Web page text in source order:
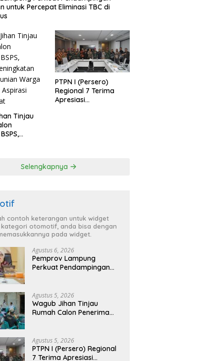
untuk Percepat Eliminasi TBC di
Tinjau
PTPN I (Persero)
Regional 7 Terima
Apresiasi
Selengkapnya
contoh keterangan untuk widget
kategori otomotif, anda bisa dengan
pada widget.
Agustus 6, 2026
Pemprov Lampung
Perkuat Pendampingan
Tanggamus
Agustus 5, 2026
Wagub Jihan Tinjau
Rumah Calon Penerima
dan Serap Aspirasi
Masyarakat
Agustus 5, 2026
PTPN I (Persero) Regional
7 Terima Apresiasi